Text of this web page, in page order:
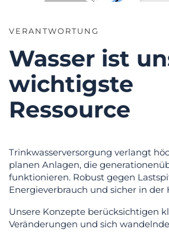
VERANTWORTUNG
Wasser ist
wichtigste
Ressource
Trinkwasserversorgung verlangt
planen Anlagen, die
funktionieren. Robust gegen
Energieverbrauch und sicher in der
Unsere Konzepte berücksichtigen
Veränderungen und sich wandelnde